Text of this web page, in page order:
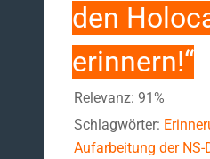
den
erinnern!“
Relevanz: 91%
Schlagwörter:
Aufarbeitung der NS-